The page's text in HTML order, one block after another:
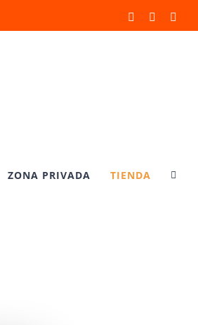
YouTube
ZONA PRIVADA TIENDA